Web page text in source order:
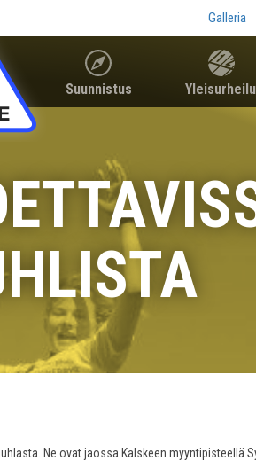
Galleria
Suunnistus Yleisurheilu
Ne ovat jaossa Kalskeen myyntipisteellä